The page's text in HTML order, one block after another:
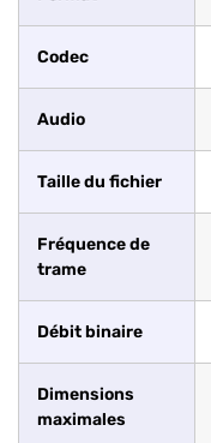
Codec
Audio
Taille du fichier
Fréquence de
trame
Débit binaire
Dimensions
maximales